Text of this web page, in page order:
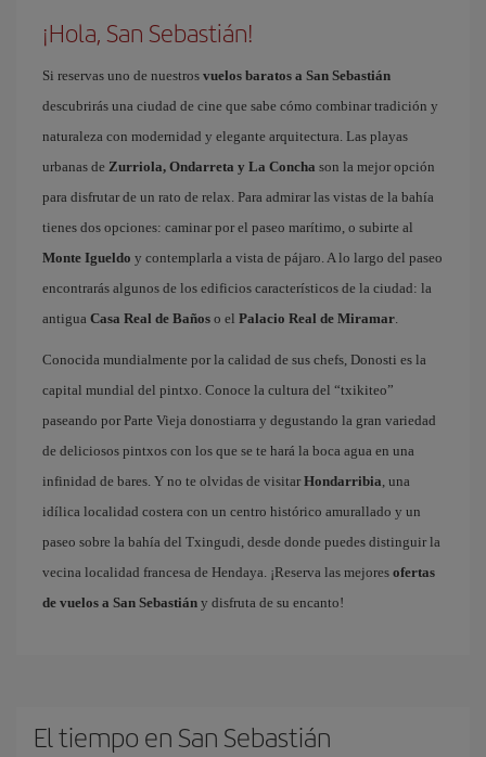
¡Hola, San Sebastián!
Si reservas uno de nuestros vuelos baratos a San Sebastián
descubrirás una ciudad de cine que sabe cómo combinar tradición y
naturaleza con modernidad y elegante arquitectura. Las playas
urbanas de Zurriola, Ondarreta y La Concha son la mejor opción
para disfrutar de un rato de relax. Para admirar las vistas de la bahía
tienes dos opciones: caminar por el paseo marítimo, o subirte al
Monte Igueldo y contemplarla a vista de pájaro. A lo largo del paseo
encontrarás algunos de los edificios característicos de la ciudad: la
antigua Casa Real de Baños o el Palacio Real de Miramar.
Conocida mundialmente por la calidad de sus chefs, Donosti es la
capital mundial del pintxo. Conoce la cultura del “txikiteo”
paseando por Parte Vieja donostiarra y degustando la gran variedad
de deliciosos pintxos con los que se te hará la boca agua en una
infinidad de bares. Y no te olvidas de visitar Hondarribia, una
idílica localidad costera con un centro histórico amurallado y un
paseo sobre la bahía del Txingudi, desde donde puedes distinguir la
vecina localidad francesa de Hendaya. ¡Reserva las mejores ofertas
de vuelos a San Sebastián y disfruta de su encanto!
El tiempo en San Sebastián